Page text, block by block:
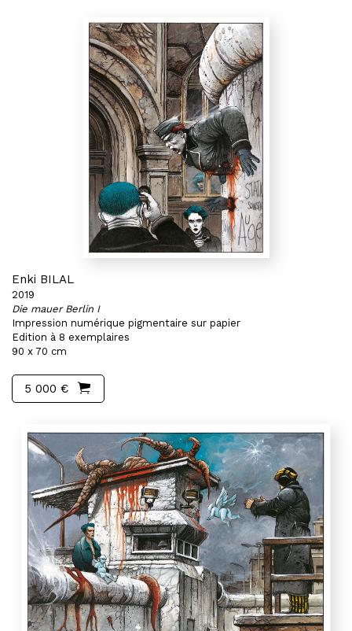
Enki BILAL
2019
Die mauer Berlin I
Impression numérique pigmentaire sur papier
Edition à 8 exemplaires
90 x 70 cm
5 000 €